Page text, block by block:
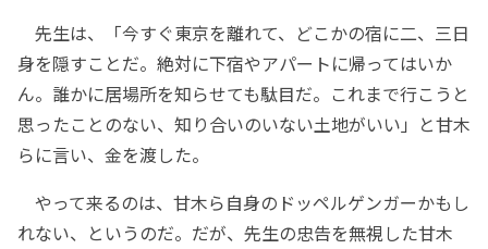
先生は、「今すぐ東京を離れて、どこかの宿に二、三日
身を隠すことだ。絶対に下宿やアパートに帰ってはいか
ん。誰かに居場所を知らせても駄目だ。これまで行こうと
思ったことのない、知り合いのいない土地がいい」と甘木
らに言い、金を渡した。
やって来るのは、甘木ら自身のドッペルゲンガーかもし
れない、というのだ。だが、先生の忠告を無視した甘木